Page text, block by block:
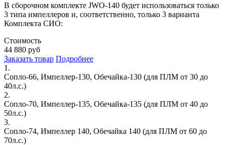
В cборочном комплекте JWO-140 будет использоваться только
3 типа импеллеров и, соответственно, только 3 варианта
Комплекта СИО:
Стоимость
44 880 руб
Заказать товар Подробнее
1.
Сопло-66, Импеллер-130, Обечайка-130 (для ПЛМ от 30 до
40л.с.)
2.
Сопло-70, Импеллер-135, Обечайка-135 (для ПЛМ от 40 до
50л.с.)
3.
Сопло-74, Импеллер 140, Обечайка 140 (для ПЛМ от 60 до
70л.с.)